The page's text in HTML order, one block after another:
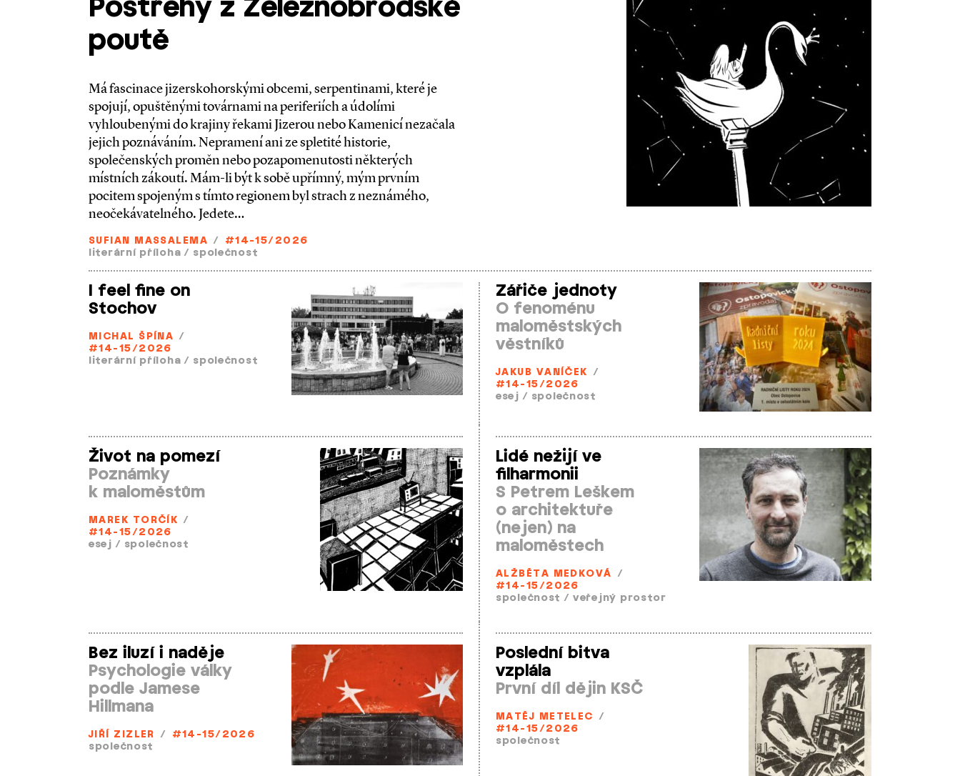
Postřehy z Železnobrodské
poutě
Má fascinace jizerskohorskými obcemi, ser­pentinami, které je
spojují, opuštěnými továrnami na periferiích a údolími
vyhloubenými do krajiny řekami Jizerou nebo Kamenicí nezačala
jejich poznáváním. Nepramení ani ze spletité historie,
společenských proměn nebo pozapomenutosti některých
místních zákoutí. Mám­-li být k sobě upřímný, mým prvním
pocitem spojeným s tímto regionem byl strach z neznámého,
neočekávatelného. Jedete…
SUFIAN MASSALEMA /
#14-15/2026
literární příloha / společnost
I feel fine on
Stochov
MICHAL ŠPÍNA /
#14-15/2026
literární příloha / společnost
Zářiče jednoty
O fenoménu
maloměstských
věstníků
JAKUB VANÍČEK /
#14-15/2026
esej / společnost
Život na pomezí
Poznámky
k maloměstům
MAREK TORČÍK /
#14-15/2026
esej / společnost
Lidé nežijí ve
filharmonii
S Petrem Leškem
o architektuře
(nejen) na
maloměstech
ALŽBĚTA MEDKOVÁ /
#14-15/2026
společnost / veřejný prostor
Bez iluzí i naděje
Psychologie války
podle Jamese
Hillmana
JIŘÍ ZIZLER /
#14-15/2026
společnost
Poslední bitva
vzplála
První díl dějin KSČ
MATĚJ METELEC /
#14-15/2026
společnost